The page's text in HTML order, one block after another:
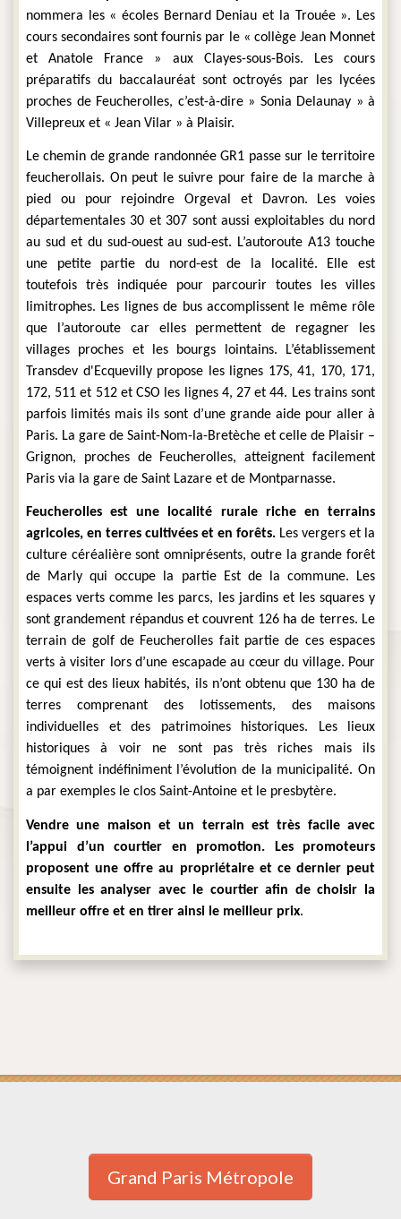
nommera les « écoles Bernard Deniau et la Trouée ». Les
cours secondaires sont fournis par le « collège Jean Monnet
et Anatole France » aux Clayes-sous-Bois. Les cours
préparatifs du baccalauréat sont octroyés par les lycées
proches de Feucherolles, c’est-à-dire » Sonia Delaunay » à
Villepreux et « Jean Vilar » à Plaisir.
Le chemin de grande randonnée GR1 passe sur le territoire
feucherollais. On peut le suivre pour faire de la marche à
pied ou pour rejoindre Orgeval et Davron. Les voies
départementales 30 et 307 sont aussi exploitables du nord
au sud et du sud-ouest au sud-est. L’autoroute A13 touche
une petite partie du nord-est de la localité. Elle est
toutefois très indiquée pour parcourir toutes les villes
limitrophes. Les lignes de bus accomplissent le même rôle
que l’autoroute car elles permettent de regagner les
villages proches et les bourgs lointains. L’établissement
Transdev d'Ecquevilly propose les lignes 17S, 41, 170, 171,
172, 511 et 512 et CSO les lignes 4, 27 et 44. Les trains sont
parfois limités mais ils sont d’une grande aide pour aller à
Paris. La gare de Saint-Nom-la-Bretèche et celle de Plaisir –
Grignon, proches de Feucherolles, atteignent facilement
Paris via la gare de Saint Lazare et de Montparnasse.
Feucherolles est une localité rurale riche en terrains
agricoles, en terres cultivées et en forêts. Les vergers et la
culture céréalière sont omniprésents, outre la grande forêt
de Marly qui occupe la partie Est de la commune. Les
espaces verts comme les parcs, les jardins et les squares y
sont grandement répandus et couvrent 126 ha de terres. Le
terrain de golf de Feucherolles fait partie de ces espaces
verts à visiter lors d’une escapade au cœur du village. Pour
ce qui est des lieux habités, ils n’ont obtenu que 130 ha de
terres comprenant des lotissements, des maisons
individuelles et des patrimoines historiques. Les lieux
historiques à voir ne sont pas très riches mais ils
témoignent indéfiniment l’évolution de la municipalité. On
a par exemples le clos Saint-Antoine et le presbytère.
Vendre une maison et un terrain est très facile avec
l’appui d’un courtier en promotion. Les promoteurs
proposent une offre au propriétaire et ce dernier peut
ensuite les analyser avec le courtier afin de choisir la
meilleur offre et en tirer ainsi le meilleur prix.
Grand Paris Métropole